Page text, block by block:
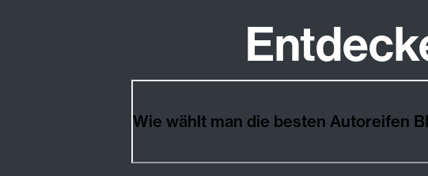
Wie wählt man die besten Autoreifen